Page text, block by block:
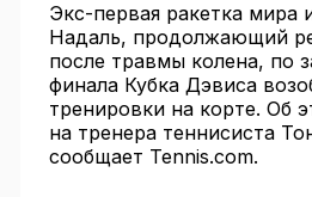
Экс-первая ракетка мира
Надаль, продолжающий
после травмы колена, по
финала Кубка Дэвиса
тренировки на корте. Об
на тренера теннисиста
сообщает Tennis.com.